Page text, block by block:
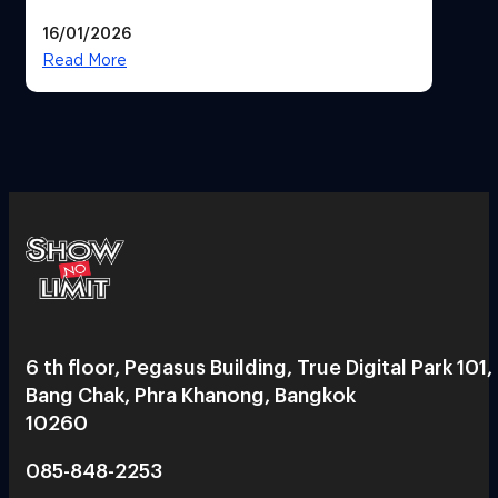
ได้ 53,000 ล้านบาท
16/01/2026
Read More
6 th floor, Pegasus Building, True Digital Park 101,
Bang Chak, Phra Khanong, Bangkok
10260
085-848-2253